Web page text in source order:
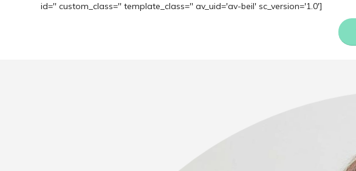
id='' custom_class='' template_class='' av_uid='av-beil' sc_version='1.0']